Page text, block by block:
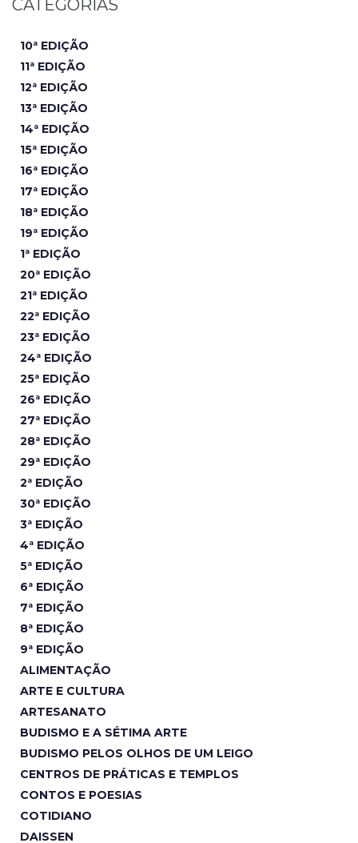
CATEGORIAS
10ª EDIÇÃO
11ª EDIÇÃO
12ª EDIÇÃO
13ª EDIÇÃO
14ª EDIÇÃO
15ª EDIÇÃO
16ª EDIÇÃO
17ª EDIÇÃO
18ª EDIÇÃO
19ª EDIÇÃO
1ª EDIÇÃO
20ª EDIÇÃO
21ª EDIÇÃO
22ª EDIÇÃO
23ª EDIÇÃO
24ª EDIÇÃO
25ª EDIÇÃO
26ª EDIÇÃO
27ª EDIÇÃO
28ª EDIÇÃO
29ª EDIÇÃO
2ª EDIÇÃO
30ª EDIÇÃO
3ª EDIÇÃO
4ª EDIÇÃO
5ª EDIÇÃO
6ª EDIÇÃO
7ª EDIÇÃO
8ª EDIÇÃO
9ª EDIÇÃO
ALIMENTAÇÃO
ARTE E CULTURA
ARTESANATO
BUDISMO E A SÉTIMA ARTE
BUDISMO PELOS OLHOS DE UM LEIGO
CENTROS DE PRÁTICAS E TEMPLOS
CONTOS E POESIAS
COTIDIANO
DAISSEN